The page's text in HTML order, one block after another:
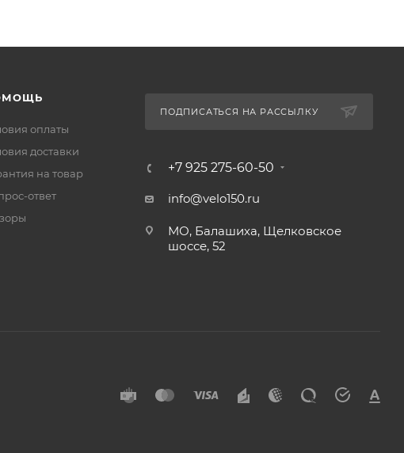
оплаты
доставки
на товар
ответ
ПОДПИСАТЬСЯ НА РАССЫЛКУ
+7 925 275-60-50
info@velo150.ru
МО, Балашиха, Щелковское
шоссе, 52